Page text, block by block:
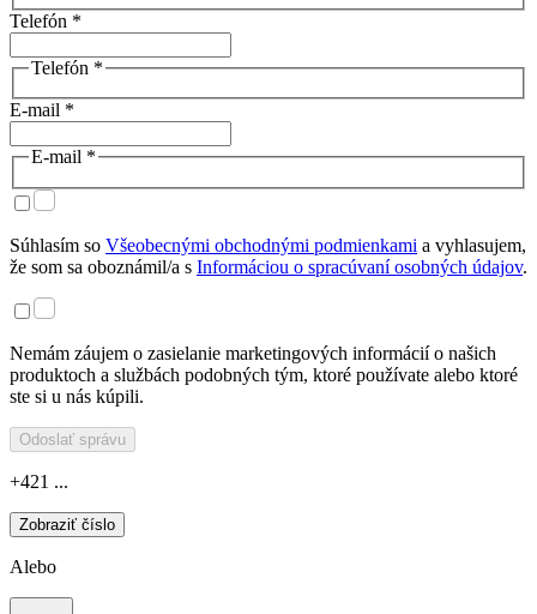
Telefón *
Telefón *
E-mail *
E-mail *
Súhlasím so Všeobecnými obchodnými podmienkami a vyhlasujem,
že som sa oboznámil/a s Informáciou o spracúvaní osobných údajov.
Nemám záujem o zasielanie marketingových informácií o našich
produktoch a službách podobných tým, ktoré používate alebo ktoré
ste si u nás kúpili.
Odoslať správu
+421 ...
Zobraziť číslo
Alebo